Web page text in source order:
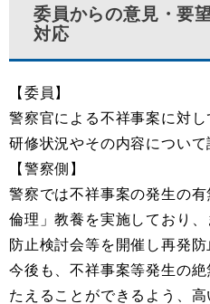
委員からの意見・要
対応
【委員】
警察官による不祥事案に対
研修状況やその内容について
【警察側】
警察では不祥事案の発生の
倫理」教養を実施しており
防止検討会等を開催し再発防
今後も、不祥事案等発生の
たえることができるよう、高